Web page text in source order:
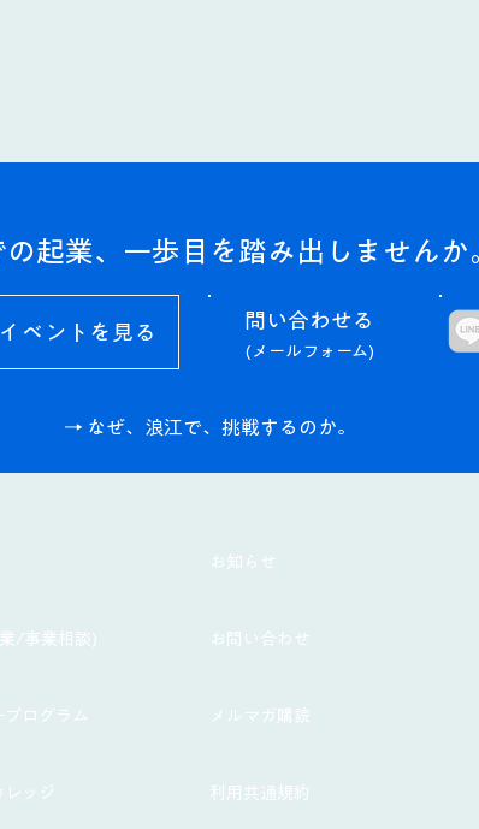
の起業、一歩目を踏み出しませんか
イベントを見る
(メールフォーム)
問い合わせる​
→ なぜ、浪江で、挑戦するのか。
/事業相談)
ログラム
レッジ
お知らせ
お問い合わせ
メルマガ購読
利用共通規約